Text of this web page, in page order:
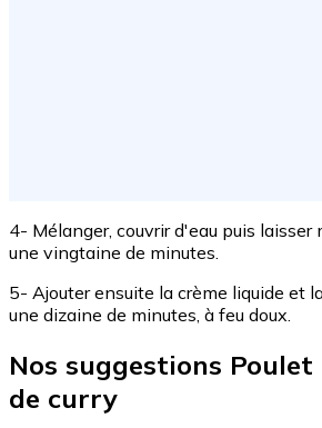
4- Mélanger, couvrir d'eau puis laisser
une vingtaine de minutes.
5- Ajouter ensuite la crème liquide et
une dizaine de minutes, à feu doux.
Nos suggestions
de curry